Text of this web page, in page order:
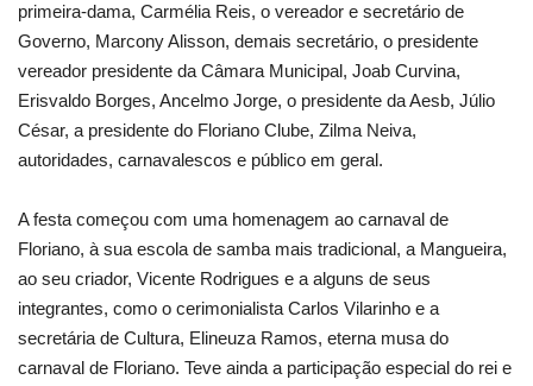
primeira-dama, Carmélia Reis, o vereador e secretário de
Governo, Marcony Alisson, demais secretário, o presidente
vereador presidente da Câmara Municipal, Joab Curvina,
Erisvaldo Borges, Ancelmo Jorge, o presidente da Aesb, Júlio
César, a presidente do Floriano Clube, Zilma Neiva,
autoridades, carnavalescos e público em geral.
A festa começou com uma homenagem ao carnaval de
Floriano, à sua escola de samba mais tradicional, a Mangueira,
ao seu criador, Vicente Rodrigues e a alguns de seus
integrantes, como o cerimonialista Carlos Vilarinho e a
secretária de Cultura, Elineuza Ramos, eterna musa do
carnaval de Floriano. Teve ainda a participação especial do rei e